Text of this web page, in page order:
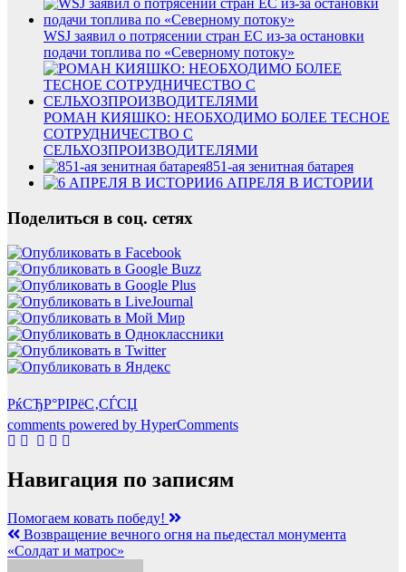
WSJ заявил о потрясении стран ЕС из-за остановки
подачи топлива по «Северному потоку»
РОМАН КИЯШКО: НЕОБХОДИМО БОЛЕЕ ТЕСНОЕ
СОТРУДНИЧЕСТВО С
СЕЛЬХОЗПРОИЗВОДИТЕЛЯМИ
851-ая зенитная батарея
6 АПРЕЛЯ В ИСТОРИИ
Поделиться в соц. сетях
РќСЂР°РІРёС‚СЃСЏ
comments powered by HyperComments
Навигация по записям
Помогаем ковать победу!
Возвращение вечного огня на пьедестал монумента
«Солдат и матрос»